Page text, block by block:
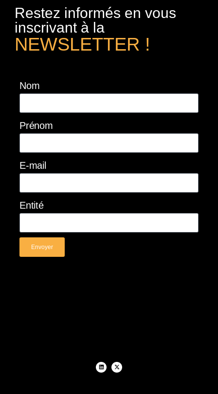
Restez informés en vous
inscrivant à la
NEWSLETTER !
Nom
Prénom
E-mail
Entité
Envoyer